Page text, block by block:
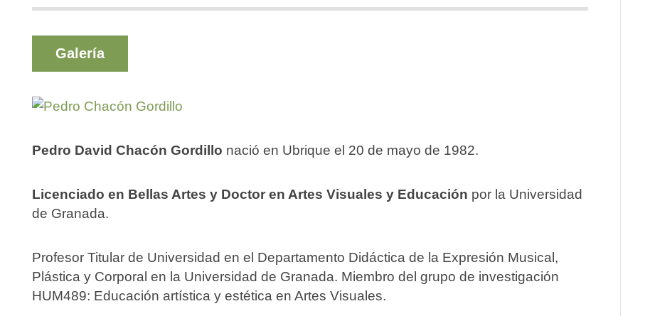
Galería
Pedro David Chacón Gordillo nació en Ubrique el 20 de mayo de 1982.
Licenciado en Bellas Artes y Doctor en Artes Visuales y Educación por la Universidad
de Granada.
Profesor Titular de Universidad en el Departamento Didáctica de la Expresión Musical,
Plástica y Corporal en la Universidad de Granada. Miembro del grupo de investigación
HUM489: Educación artística y estética en Artes Visuales.